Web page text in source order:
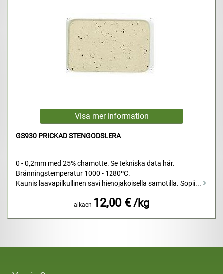
GS930 PRICKAD STENGODSLERA
0 - 0,2mm med 25% chamotte. Se tekniska data här.
Bränningstemperatur 1000 - 1280ºC.
Kaunis laavapilkullinen savi hienojakoisella samotilla. Sopii...
alkaen 12,00 € /kg